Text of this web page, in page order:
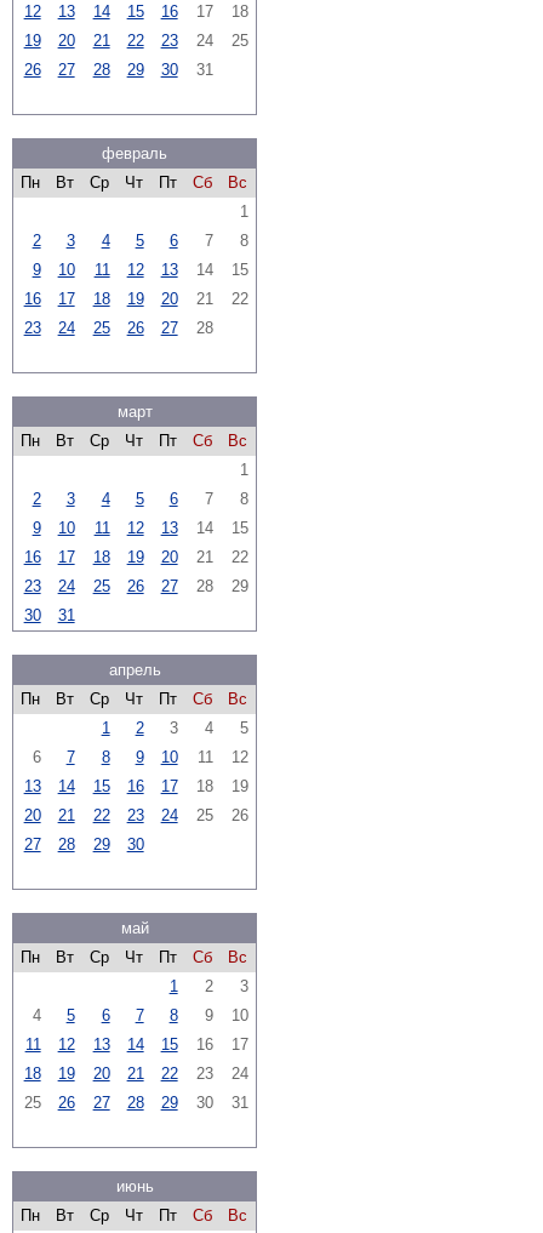
12
13 14 15 16 17
18
19
20 21 22 23 24
25
26
27 28 29 30 31
февраль
Пн
Вт Ср Чт Пт Сб
Вс
1
2
3 4 5 6 7
8
9
10 11 12 13 14
15
16
17 18 19 20 21
22
23
24 25 26 27 28
март
Пн
Вт Ср Чт Пт Сб
Вс
1
2
3 4 5 6 7
8
9
10 11 12 13 14
15
16
17 18 19 20 21
22
23
24 25 26 27 28
29
30
31
апрель
Пн
Вт Ср Чт Пт Сб
Вс
1
2 3 4
5
6
7 8 9 10 11
12
13
14 15 16 17 18
19
20
21 22 23 24 25
26
27
28 29 30
май
Пн
Вт Ср Чт Пт Сб
Вс
1
2
3
4
5 6 7 8 9
10
11
12 13 14 15 16
17
18
19 20 21 22 23
24
25
26 27 28 29 30 31
июнь
Пн
Вт Ср Чт Пт Сб
Вс